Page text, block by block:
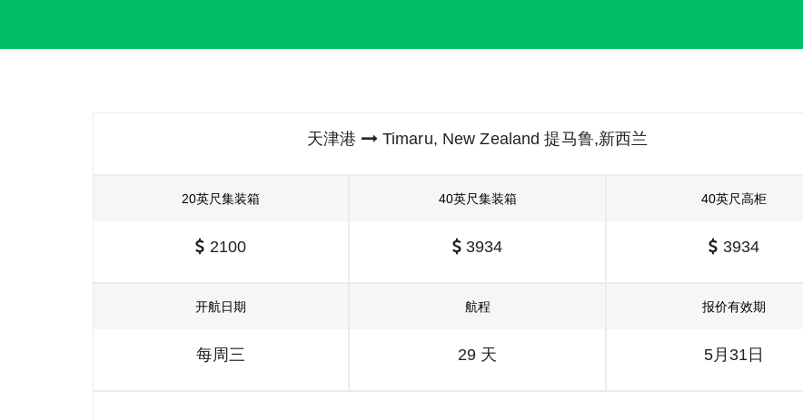
天津港 Timaru, New Zealand 提马鲁,新西兰
20英尺集装箱
2100
40英尺集装箱
3934
40英尺高柜
3934
开航日期
每周三
航程
29 天
报价有效期
5月31日